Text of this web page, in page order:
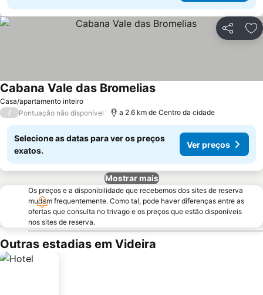
Partilhar
Casa/apartamento inteiro
Cabana Vale das BromeliasVer preços
/ Pontuação não disponível a 2.6 km de Centro da cidade
Selecione as datas para ver os preços
exatos.
Ver preços
Mostrar mais
Os preços e a disponibilidade que recebemos dos sites de reserva
mudam frequentemente. Como tal, pode haver diferenças entre as
ofertas que consulta no trivago e os preços que estão disponíveis
nos sites de reserva.
Outras estadias em Videira